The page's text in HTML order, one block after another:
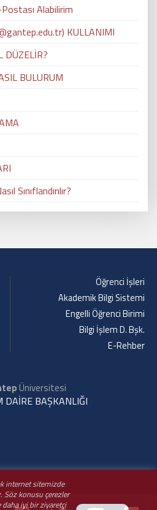
internet sitemizde
Söz konusu çerezler
daha iyi bir ziyaretçi
Alabilirim
KULLANIMI
DÜZELİR?
BULURUM
Sınıflandırılır?
Öğrenci İşleri
Akademik Bilgi Sistemi
Engelli Öğrenci Birimi
Bilgi İşlem D. Bşk.
E-Rehber
Üniversitesi
DAİRE BAŞKANLIĞI